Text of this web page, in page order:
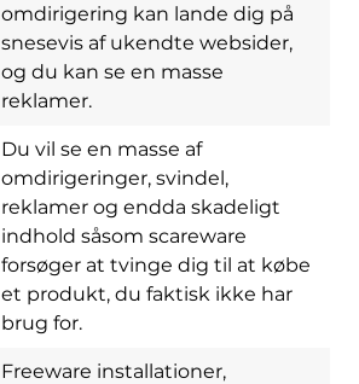
omdirigering kan lande dig på
snesevis af ukendte websider,
og du kan se en masse
reklamer.
Du vil se en masse af
omdirigeringer, svindel,
reklamer og endda skadeligt
indhold såsom scareware
forsøger at tvinge dig til at købe
et produkt, du faktisk ikke har
brug for.
Freeware installationer,
Download
Spy Hunter